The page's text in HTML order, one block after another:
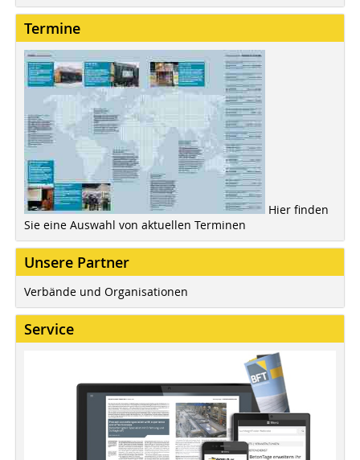
Termine
Hier finden
Sie eine Auswahl von aktuellen Terminen
Unsere Partner
Verbände und Organisationen
Service